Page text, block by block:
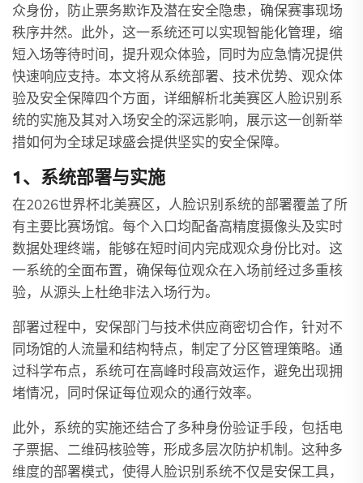
众身份，防止票务欺诈及潜在安全隐患，确保赛事现场
秩序井然。此外，这一系统还可以实现智能化管理，缩
短入场等待时间，提升观众体验，同时为应急情况提供
快速响应支持。本文将从系统部署、技术优势、观众体
验及安全保障四个方面，详细解析北美赛区人脸识别系
统的实施及其对入场安全的深远影响，展示这一创新举
措如何为全球足球盛会提供坚实的安全保障。
1、系统部署与实施
在2026世界杯北美赛区，人脸识别系统的部署覆盖了所
有主要比赛场馆。每个入口均配备高精度摄像头及实时
数据处理终端，能够在短时间内完成观众身份比对。这
一系统的全面布置，确保每位观众在入场前经过多重核
验，从源头上杜绝非法入场行为。
部署过程中，安保部门与技术供应商密切合作，针对不
同场馆的人流量和结构特点，制定了分区管理策略。通
过科学布点，系统可在高峰时段高效运作，避免出现拥
堵情况，同时保证每位观众的通行效率。
此外，系统的实施还结合了多种身份验证手段，包括电
子票据、二维码核验等，形成多层次防护机制。这种多
维度的部署模式，使得人脸识别系统不仅是安保工具，